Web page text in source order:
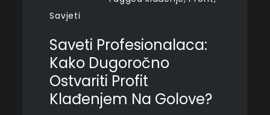
Savjeti
Saveti Profesionalaca:
Kako Dugoročno
Ostvariti Profit
Klađenjem Na Golove?